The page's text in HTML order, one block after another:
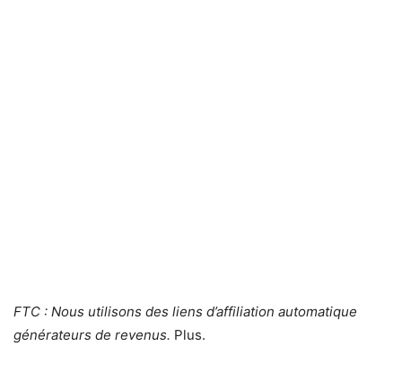
FTC : Nous utilisons des liens d’affiliation automatique
générateurs de revenus. Plus.